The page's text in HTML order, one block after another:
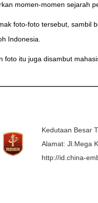
momen-momen sejarah
foto-foto tersebut, sambil
Indonesia.
foto itu juga disambut
Kedutaan Besar
Alamat: Jl.Mega
http://id.china-